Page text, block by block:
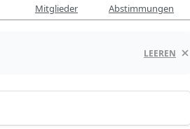
Mitglieder Abstimmungen
LEEREN